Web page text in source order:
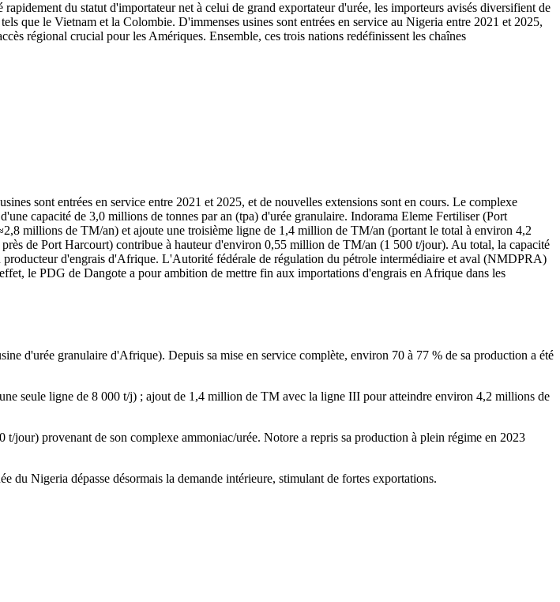
du statut d'importateur net à celui de grand exportateur d'urée, les importeurs avisés diversifient de
que le Vietnam et la Colombie. D'immenses usines sont entrées en service au Nigeria entre 2021 et 2025,
régional crucial pour les Amériques. Ensemble, ces trois nations redéfinissent les chaînes
sont entrées en service entre 2021 et 2025, et de nouvelles extensions sont en cours. Le complexe
capacité de 3,0 millions de tonnes par an (tpa) d'urée granulaire. Indorama Eleme Fertiliser (Port
millions de TM/an) et ajoute une troisième ligne de 1,4 million de TM/an (portant le total à environ 4,2
de Port Harcourt) contribue à hauteur d'environ 0,55 million de TM/an (1 500 t/jour). Au total, la capacité
d'engrais d'Afrique. L'Autorité fédérale de régulation du pétrole intermédiaire et aval (NMDPRA)
le PDG de Dangote a pour ambition de mettre fin aux importations d'engrais en Afrique dans les
d'urée granulaire d'Afrique). Depuis sa mise en service complète, environ 70 à 77 % de sa production a été
seule ligne de 8 000 t/j) ; ajout de 1,4 million de TM avec la ligne III pour atteindre environ 4,2 millions de
jour) provenant de son complexe ammoniac/urée. Notore a repris sa production à plein régime en 2023
Nigeria dépasse désormais la demande intérieure, stimulant de fortes exportations.